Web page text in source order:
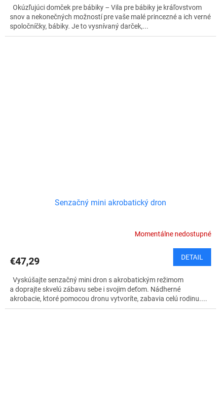
Okúzľujúci domček pre bábiky – Vila pre bábiky je kráľovstvom
snov a nekonečných možností pre vaše malé princezné a ich verné
spoločníčky, bábiky. Je to vysnívaný darček,...
Senzačný mini akrobatický dron
Momentálne nedostupné
€47,29 DETAIL
Vyskúšajte senzačný mini dron s akrobatickým režimom
a doprajte skvelú zábavu sebe i svojim deťom. Nádherné
akrobacie, ktoré pomocou dronu vytvoríte, zabavia celú rodinu....